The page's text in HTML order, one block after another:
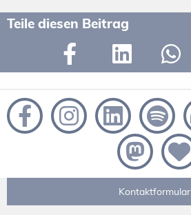
Teile diesen Beitrag
Kontaktformular